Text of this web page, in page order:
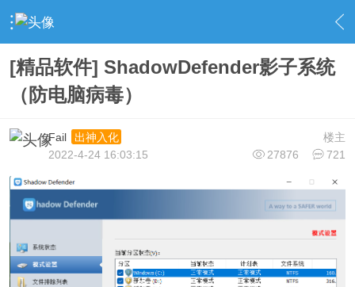
› 社区广场 › 精品软件 › 内容
[精品软件] ShadowDefender影子系统
（防电脑病毒）
楼主
Fail
出神入化
27876
721
2022-4-24 16:03:15